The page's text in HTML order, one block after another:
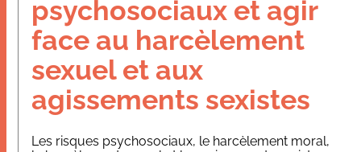
psychosociaux et agir
face au harcèlement
sexuel et aux
agissements sexistes
Les risques psychosociaux, le harcèlement moral,